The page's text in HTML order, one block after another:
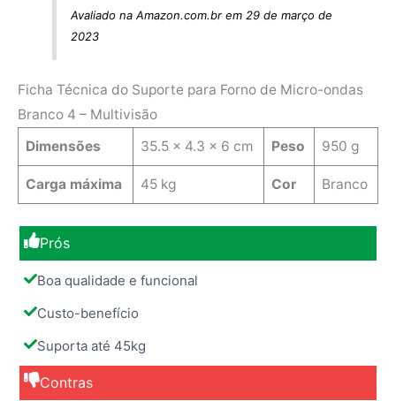
Avaliado na Amazon.com.br em 29 de março de
2023
Ficha Técnica do Suporte para Forno de Micro-ondas
Branco 4 – Multivisão
Dimensões
35.5 x 4.3 x 6 cm Peso 950 g
Carga máxima 45 kg Cor Branco
Prós
Boa qualidade e funcional
Custo-benefício
Suporta até 45kg
Contras